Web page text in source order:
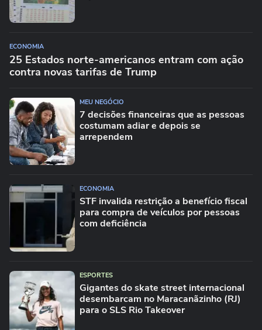
ECONOMIA
25 Estados norte-americanos entram com ação
contra novas tarifas de Trump
MEU NEGÓCIO
7 decisões financeiras que as pessoas
costumam adiar e depois se
arrependem
ECONOMIA
STF invalida restrição a benefício fiscal
para compra de veículos por pessoas
com deficiência
ESPORTES
Gigantes do skate street internacional
desembarcam no Maracanãzinho (RJ)
para o SLS Rio Takeover